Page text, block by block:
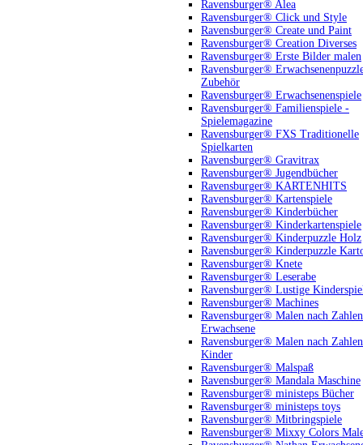
Ravensburger® Alea
Ravensburger® Click und Style
Ravensburger® Create und Paint
Ravensburger® Creation Diverses
Ravensburger® Erste Bilder malen
Ravensburger®
Zubehör
Ravensburger® Erwachsenenspiele
Ravensburger® Familienspiele -
Spielemagazine
Ravensburger® FXS Traditionelle
Spielkarten
Ravensburger® Gravitrax
Ravensburger® Jugendbücher
Ravensburger® KARTENHITS
Ravensburger® Kartenspiele
Ravensburger® Kinderbücher
Ravensburger® Kinderkartenspiele
Ravensburger® Kinderpuzzle Holz
Ravensburger® Kinderpuzzle
Ravensburger® Knete
Ravensburger® Leserabe
Ravensburger® Lustige
Ravensburger® Machines
Ravensburger® Malen nach Zahlen
Erwachsene
Ravensburger® Malen nach Zahlen
Kinder
Ravensburger® Malspaß
Ravensburger® Mandala Maschine
Ravensburger® ministeps Bücher
Ravensburger® ministeps toys
Ravensburger® Mitbringspiele
Ravensburger® Mixxy Colors